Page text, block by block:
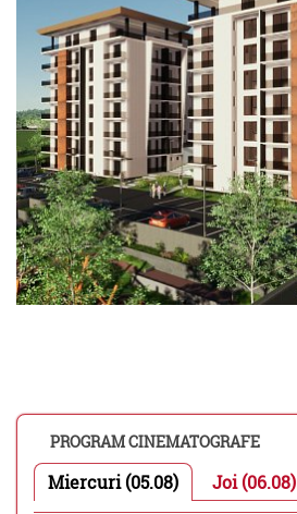
PROGRAM CINEMATOGRAFE
Miercuri (05.08) Joi (06.08)